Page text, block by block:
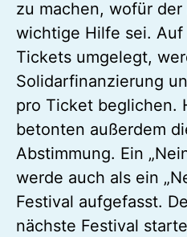
zu machen, wofür der
wichtige Hilfe sei.
Tickets umgelegt,
Solidarfinanzierung
pro Ticket beglichen.
betonten außerdem
Abstimmung. Ein
werde auch als ein
Festival aufgefasst.
nächste Festival